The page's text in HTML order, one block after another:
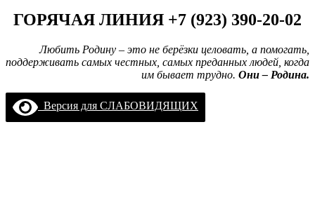
ГОРЯЧАЯ ЛИНИЯ +7 (923) 390-20-02
Любить Родину – это не берёзки целовать, а помогать,
поддерживать самых честных, самых преданных людей, когда
им бывает трудно. Они – Родина.
Версия для СЛАБОВИДЯЩИХ